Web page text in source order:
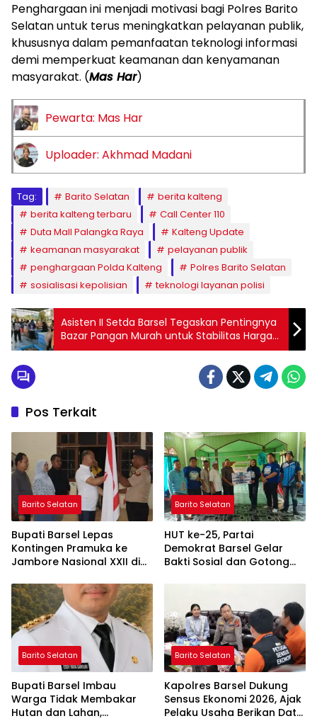
‎Penghargaan ini menjadi motivasi bagi Polres Barito
Selatan untuk terus meningkatkan pelayanan publik,
khususnya dalam pemanfaatan teknologi informasi
demi memperkuat keamanan dan kenyamanan
masyarakat. (Mas Har)
Pewarta: Mas Har
Uploader: Akhmad Madani
Tag: Barito Selatan
berita kalteng
berita kalteng terbaru
Call Center 110
Duta Mall Palangka Raya
Kalteng Update
keamanan masyarakat
pelayanan publik
penghargaan Polda Kalteng
Polres Barito Selatan
sosialisasi kepolisian
teknologi layanan polisi
Asisten II Setda Barsel Tegaskan Pentingnya
Bazar Pangan Murah untuk Stabilitas Harga
dan Penguatan Ekonomi Nelayan
Pos Terkait
Barito Selatan
Bupati Barsel Lepas
Kontingen Pramuka ke
Jambore Nasional XXII di
Barito Selatan
HUT ke-25, Partai
Demokrat Barsel Gelar
Bakti Sosial dan Gotong
Ashfiya
Barito Selatan
Bupati Barsel Imbau
Warga Tidak Membakar
Hutan dan Lahan,
Barito Selatan
Kapolres Barsel Dukung
Sensus Ekonomi 2026, Ajak
Pelaku Usaha Berikan Data